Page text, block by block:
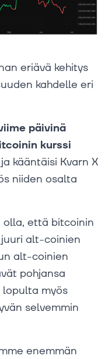
eriävä kehitys
kahdelle eri
päivinä
kurssi
ja kääntäisi Kvarn X
niiden osalta
olla, että bitcoinin
alt-coinien
alt-coinien
pohjansa
lopulta myös
selvemmin
enemmän